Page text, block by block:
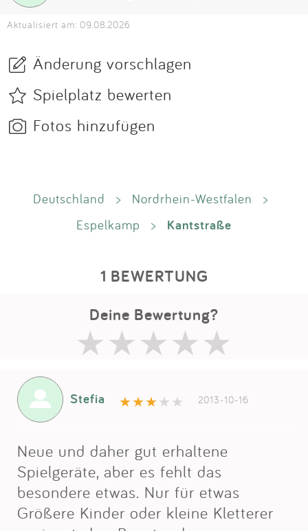
Aktualisiert am: 09.08.2026
Änderung vorschlagen
Spielplatz bewerten
Fotos hinzufügen
Deutschland > Nordrhein-Westfalen
>
Espelkamp
> Kantstraße
1 BEWERTUNG
Deine Bewertung?
Stefia 2013-10-16
Neue und daher gut erhaltene
Spielgeräte, aber es fehlt das
besondere etwas. Nur für etwas
Größere Kinder oder kleine Kletterer